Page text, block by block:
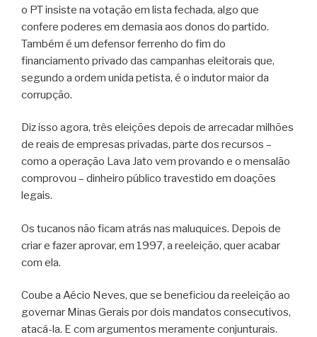
o PT insiste na votação em lista fechada, algo que
confere poderes em demasia aos donos do partido.
Também é um defensor ferrenho do fim do
financiamento privado das campanhas eleitorais que,
segundo a ordem unida petista, é o indutor maior da
corrupção.
Diz isso agora, três eleições depois de arrecadar milhões
de reais de empresas privadas, parte dos recursos –
como a operação Lava Jato vem provando e o mensalão
comprovou – dinheiro público travestido em doações
legais.
Os tucanos não ficam atrás nas maluquices. Depois de
criar e fazer aprovar, em 1997, a reeleição, quer acabar
com ela.
Coube a Aécio Neves, que se beneficiou da reeleição ao
governar Minas Gerais por dois mandatos consecutivos,
atacá-la. E com argumentos meramente conjunturais.